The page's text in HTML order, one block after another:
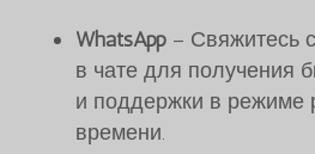
WhatsApp– Свяжитесь
в чате для получения
и поддержки в режиме
времени.